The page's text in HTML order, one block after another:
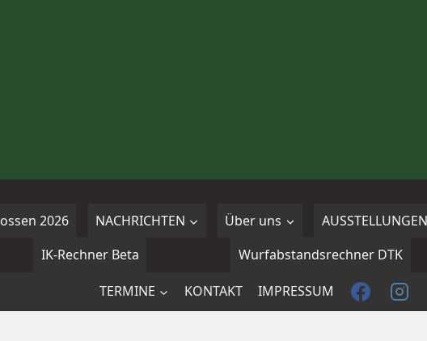
2026 NACHRICHTEN Über uns AUSSTELLUNGEN
IK-Rechner Beta Wurfabstandsrechner DTK
TERMINE KONTAKT IMPRESSUM